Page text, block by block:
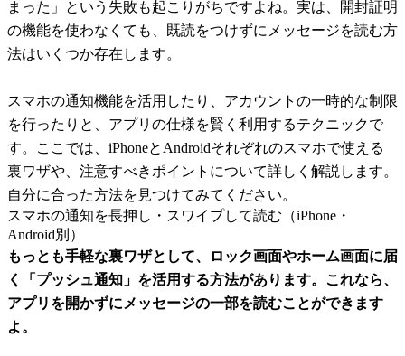
まった」という失敗も起こりがちですよね。実は、開封証明
の機能を使わなくても、既読をつけずにメッセージを読む方
法はいくつか存在します。
スマホの通知機能を活用したり、アカウントの一時的な制限
を行ったりと、アプリの仕様を賢く利用するテクニックで
す。ここでは、iPhoneとAndroidそれぞれのスマホで使える
裏ワザや、注意すべきポイントについて詳しく解説します。
自分に合った方法を見つけてみてください。
スマホの通知を長押し・スワイプして読む（iPhone・
Android別）
もっとも手軽な裏ワザとして、ロック画面やホーム画面に届
く「プッシュ通知」を活用する方法があります。これなら、
アプリを開かずにメッセージの一部を読むことができます
よ。